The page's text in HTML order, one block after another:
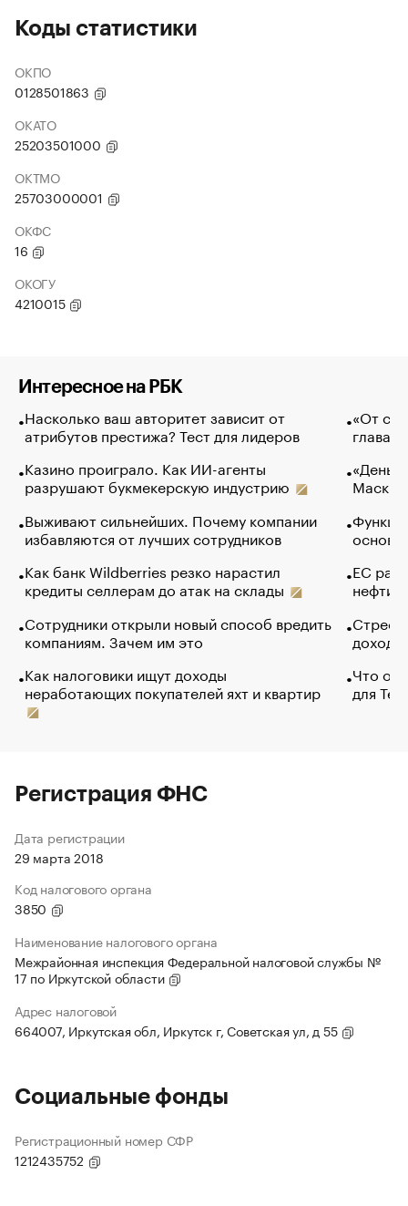
Коды статистики
ОКПО
0128501863
ОКАТО
25203501000
ОКТМО
25703000001
ОКФС
16
ОКОГУ
4210015
Интересное на РБК
Насколько ваш авторитет зависит от
атрибутов престижа? Тест для лидеров
Казино проиграло. Как ИИ-агенты
разрушают букмекерскую индустрию
Выживают сильнейших. Почему компании
избавляются от лучших сотрудников
Как банк Wildberries резко нарастил
кредиты селлерам до атак на склады
Сотрудники открыли новый способ вредить
компаниям. Зачем им это
Как налоговики ищут доходы
неработающих покупателей яхт и квартир
«От
глава
Маск в
основ
ЕС
нефти
Что
для
Регистрация ФНС
Дата регистрации
29 марта 2018
Код налогового органа
3850
Наименование налогового органа
Межрайонная инспекция Федеральной налоговой службы №
17 по Иркутской области
Адрес налоговой
664007, Иркутская обл, Иркутск г, Советская ул, д 55
Социальные фонды
Регистрационный номер СФР
1212435752